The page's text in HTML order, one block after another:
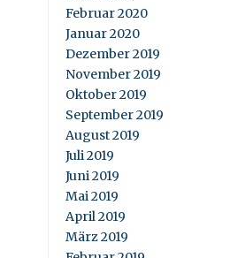
Februar 2020
Januar 2020
Dezember 2019
November 2019
Oktober 2019
September 2019
August 2019
Juli 2019
Juni 2019
Mai 2019
April 2019
März 2019